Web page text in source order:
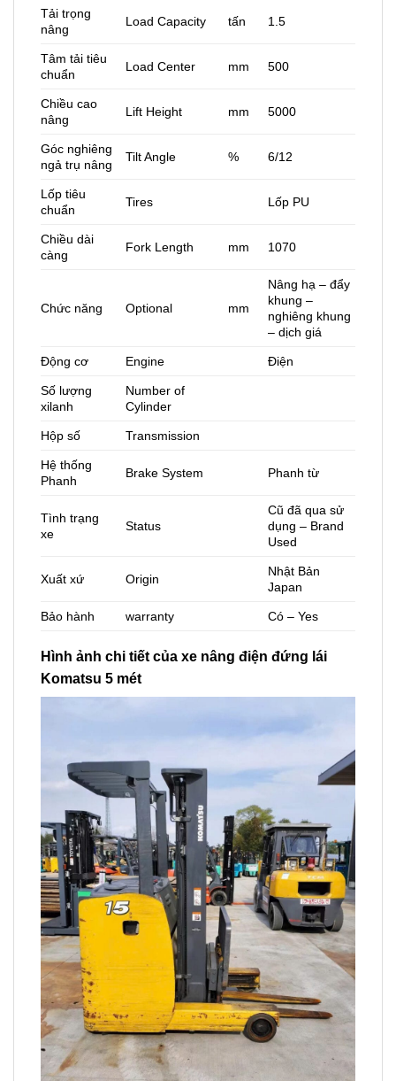
Tải trọng
nâng
Load Capacity tấn 1.5
Tâm tải tiêu
chuẩn
Load Center mm 500
Chiều cao
nâng
Lift Height mm 5000
Góc nghiêng
ngả trụ nâng
Tilt Angle % 6/12
Lốp tiêu
chuẩn
Tires Lốp PU
Chiều dài
càng
Fork Length mm 1070
Chức năng Optional mm
Nâng hạ – đẩy
khung –
nghiêng khung
– dịch giá
Động cơ Engine Điện
Số lượng
xilanh
Number of
Cylinder
Hộp số Transmission
Hệ thống
Phanh
Brake System Phanh từ
Tình trạng
xe
Status
Cũ đã qua sử
dụng – Brand
Used
Xuất xứ Origin
Nhật Bản
Japan
Bảo hành warranty Có – Yes
Hình ảnh chi tiết của xe nâng điện đứng lái
Komatsu 5 mét